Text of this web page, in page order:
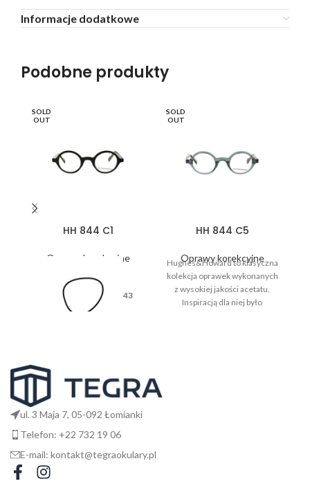
Informacje dodatkowe
Podobne produkty
SOLD
OUT
HH 844 C1
Oprawy korekcyjne
43
26
145
SOLD
OUT
HH 844 C5
Oprawy korekcyjne
Hughes&Howard to klasyczna
kolekcja oprawek wykonanych
z wysokiej jakości acetatu.
Inspiracją dla niej było
ul. 3 Maja 7, 05-092 Łomianki
Telefon: +22 732 19 06
E-mail: kontakt@tegraokulary.pl